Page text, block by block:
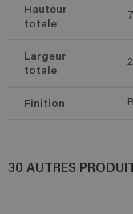
Hauteur
totale
Largeur
totale
Finition
30 AUTRES